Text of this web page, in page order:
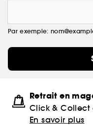
Par exemple:
Retrait en
Click & Collect
En savoir plus